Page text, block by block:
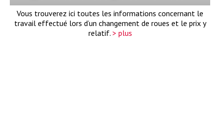
Vous trouverez ici toutes les informations concernant le
travail effectué lors d’un changement de roues et le prix y
relatif. > plus